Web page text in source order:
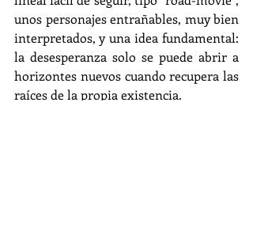
unos personajes entrañables, muy bien
interpretados, y una idea fundamental:
la desesperanza solo se puede abrir a
horizontes nuevos cuando recupera las
raíces de la propia existencia.